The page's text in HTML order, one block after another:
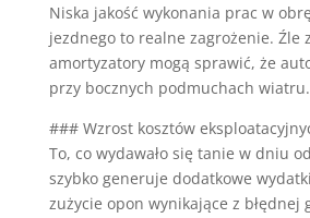
Niska jakość wykonania prac w
jezdnego to realne zagrożenie. Źle
amortyzatory mogą sprawić, że
przy bocznych podmuchach wiatru.
### Wzrost kosztów
To, co wydawało się tanie w dniu
szybko generuje dodatkowe
zużycie opon wynikające z błędnej